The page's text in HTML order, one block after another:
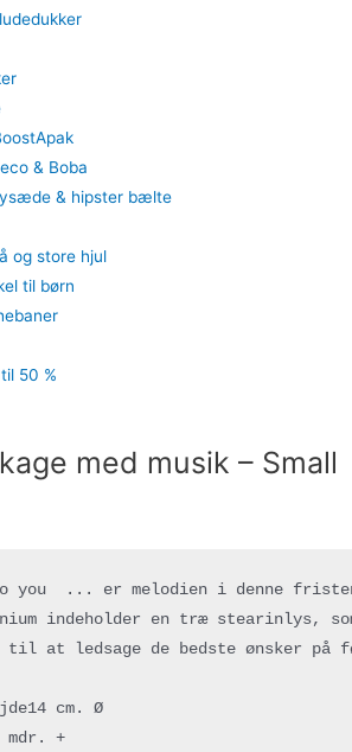
& Boba
& hipster bælte
og store hjul
til børn
50 %
med musik – Small
you  ... er melodien i denne
indeholder en træ stearinlys,
til at ledsage de bedste ønsker på
cm. Ø
mdr. +